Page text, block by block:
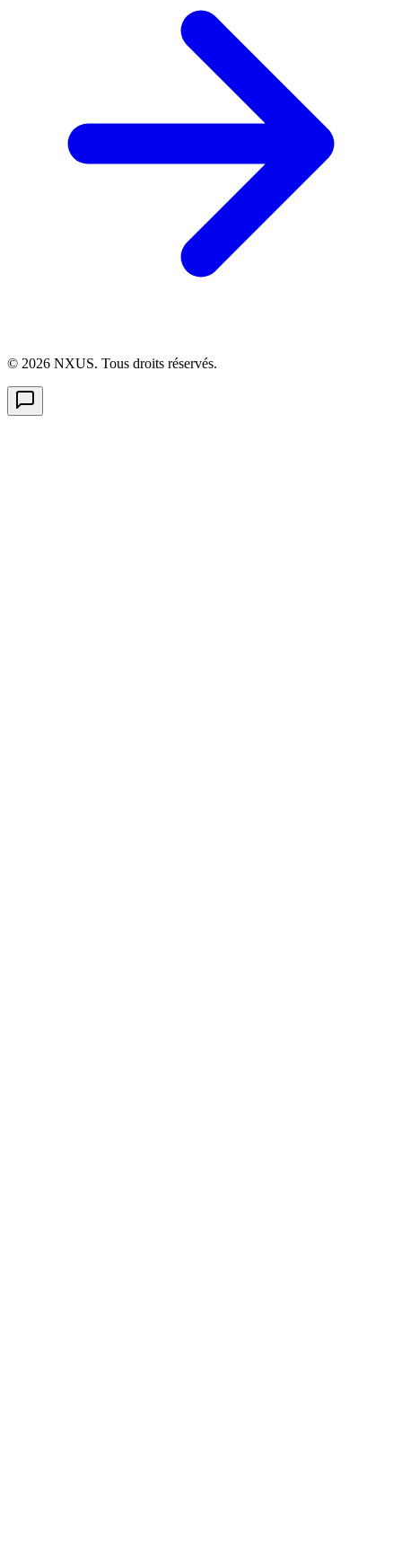
© 2026 NXUS. Tous droits réservés.